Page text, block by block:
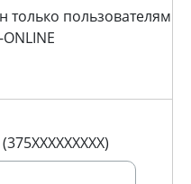
только пользователям